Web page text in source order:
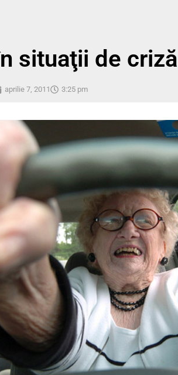
situaţii de criză
aprilie 7, 2011 3:25 pm